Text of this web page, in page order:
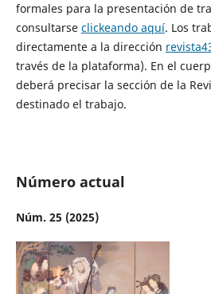
formales para la presentación de
consultarse clickeando aquí. Los
directamente a la dirección
través de la plataforma). En el
deberá precisar la sección de la
destinado el trabajo.
Número actual
Núm. 25 (2025)